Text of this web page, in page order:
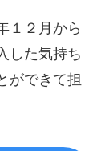
１２月から
した気持ち
ができて担